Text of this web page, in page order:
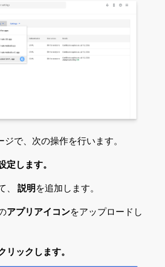
ジで、次の操作を行います。
定します。
、 説明 を追加します。
アプリアイコンをアップロードし
リックします。